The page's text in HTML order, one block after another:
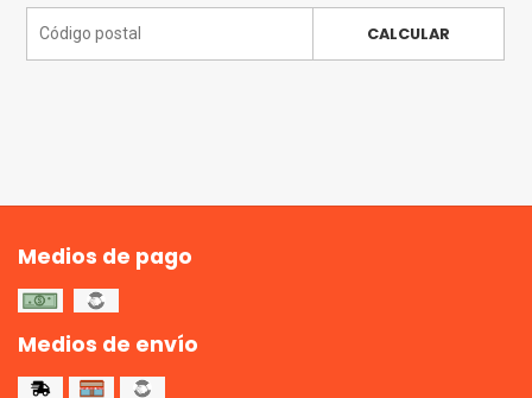
CALCULAR
Medios de pago
Medios de envío